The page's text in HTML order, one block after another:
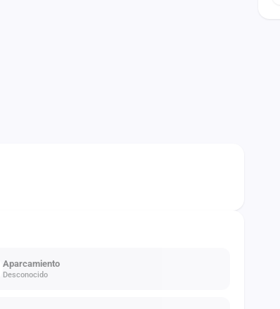
Aparcamiento
Desconocido